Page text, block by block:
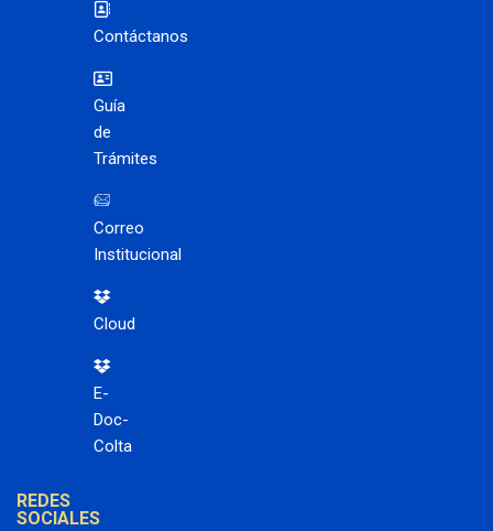
Contáctanos
Guía
de
Trámites
Correo
Institucional
Cloud
E-
Doc-
Colta
REDES
SOCIALES